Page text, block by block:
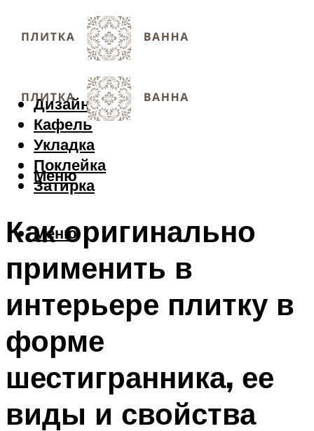
Дизайн
Кафель
Укладка
Поклейка
Затирка
Меню
Меню
Как оригинально
применить в
интерьере плитку в
форме
шестигранника, ее
виды и свойства